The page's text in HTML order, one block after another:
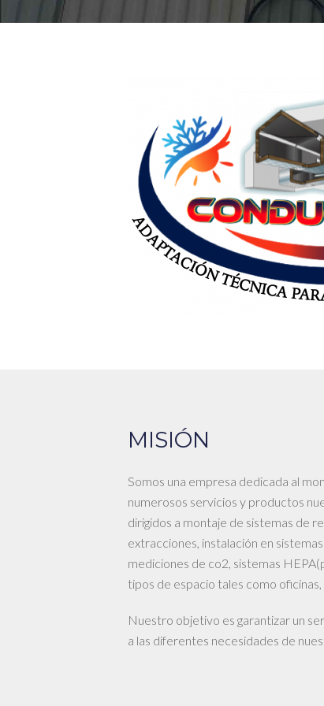
MISIÓN
Somos una empresa dedicada al
numerosos servicios y productos
dirigidos a montaje de sistemas de
extracciones, instalación en
mediciones de co2, sistemas
tipos de espacio tales como
Nuestro objetivo es garantizar un
a las diferentes necesidades de